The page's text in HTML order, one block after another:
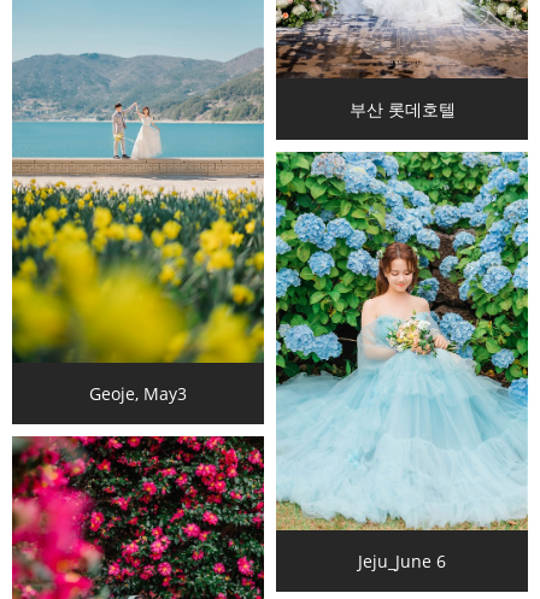
부산 롯데호텔
Geoje, May3
Jeju_June 6